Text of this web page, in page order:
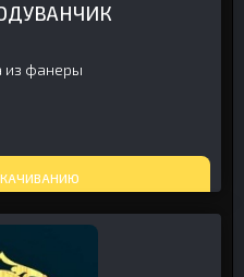
из фанеры